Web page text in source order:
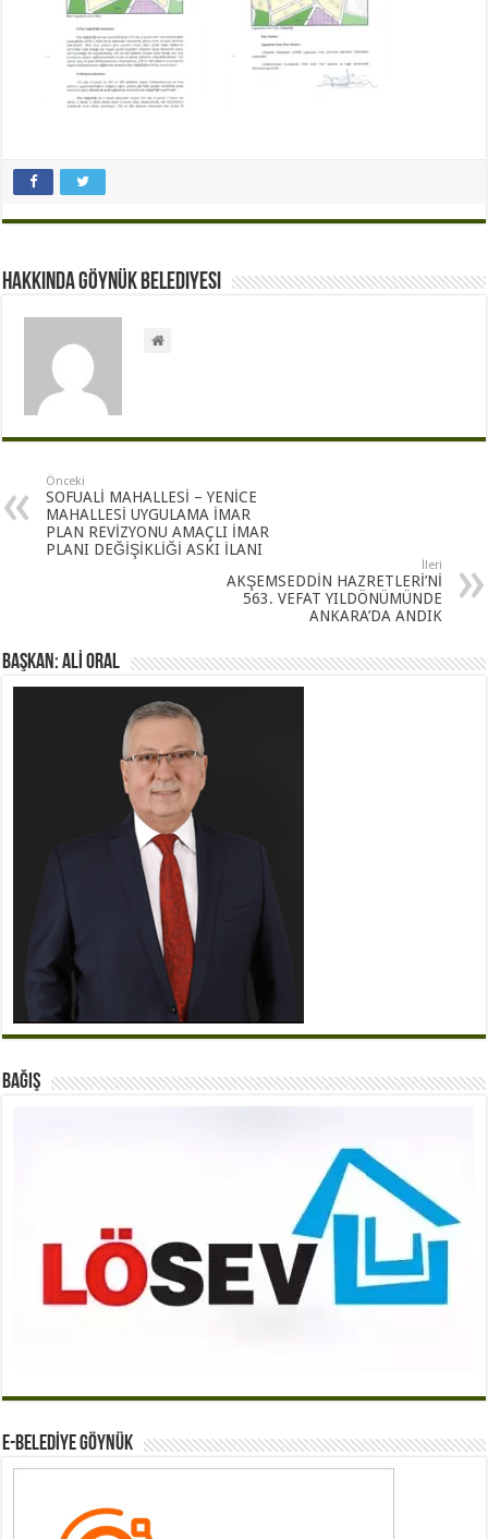
Hakkında Göynük Belediyesi
Önceki
SOFUALİ MAHALLESİ – YENİCE
MAHALLESİ UYGULAMA İMAR
PLAN REVİZYONU AMAÇLI İMAR
PLANI DEĞİŞİKLİĞİ ASKI İLANI
İleri
AKŞEMSEDDİN HAZRETLERİ’Nİ
563. VEFAT YILDÖNÜMÜNDE
ANKARA’DA ANDIK
BAŞKAN: ALİ ORAL
BAĞIŞ
E-BELEDİYE GÖYNÜK